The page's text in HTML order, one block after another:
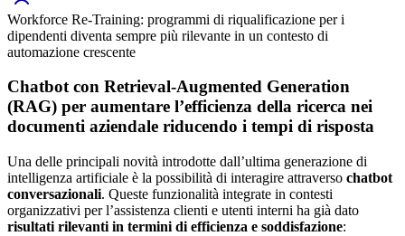
Workforce Re-Training: programmi di riqualificazione per i
dipendenti diventa sempre più rilevante in un contesto di
automazione crescente
Chatbot con Retrieval-Augmented Generation
(RAG) per aumentare l’efficienza della ricerca nei
documenti aziendale riducendo i tempi di risposta
Una delle principali novità introdotte dall’ultima generazione di
intelligenza artificiale è la possibilità di interagire attraverso chatbot
conversazionali. Queste funzionalità integrate in contesti
organizzativi per l’assistenza clienti e utenti interni ha già dato
risultati rilevanti in termini di efficienza e soddisfazione: